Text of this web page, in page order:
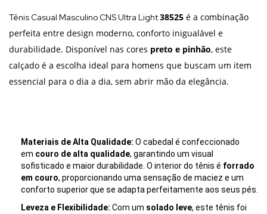
Tênis Casual Masculino CNS Ultra Light38525 é a combinação
perfeita entre design moderno, conforto inigualável e
durabilidade. Disponível nas cores preto e pinhão, este
calçado é a escolha ideal para homens que buscam um item
essencial para o dia a dia, sem abrir mão da elegância.
Materiais de Alta Qualidade: O cabedal é confeccionado
em couro de alta qualidade, garantindo um visual
sofisticado e maior durabilidade. O interior do tênis é forrado
em couro, proporcionando uma sensação de maciez e um
conforto superior que se adapta perfeitamente aos seus pés.
Leveza e Flexibilidade: Com um solado leve, este tênis foi